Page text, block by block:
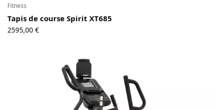
Fitness
Tapis de course Spirit XT685
2595,00 €